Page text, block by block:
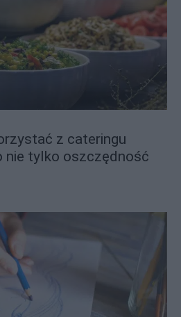
z cateringu
nie tylko oszczędność